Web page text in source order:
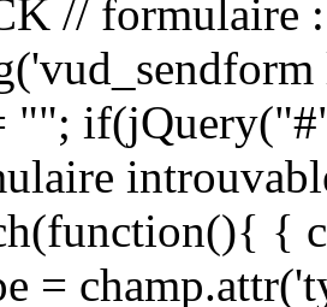
// formulaire
"";
{
=